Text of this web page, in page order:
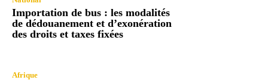
Importation de bus : les modalités
de dédouanement et d’exonération
des droits et taxes fixées
Afrique